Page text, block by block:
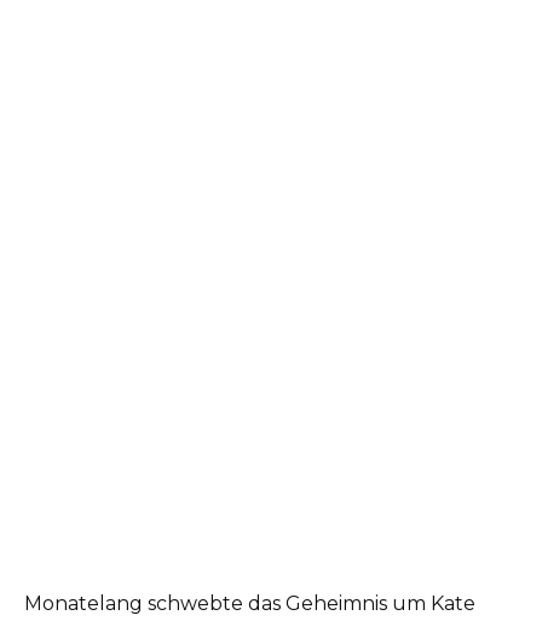
Monatelang schwebte das Geheimnis um Kate